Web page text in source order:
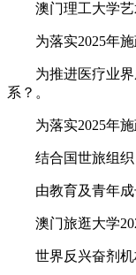
澳门理工大学艺术
为落实2025年施
为推进医疗业界成
系？。
为落实2025年施
结合国世旅组织（
由教育及青年成长
澳门旅逛大学
世界反兴奋剂机构